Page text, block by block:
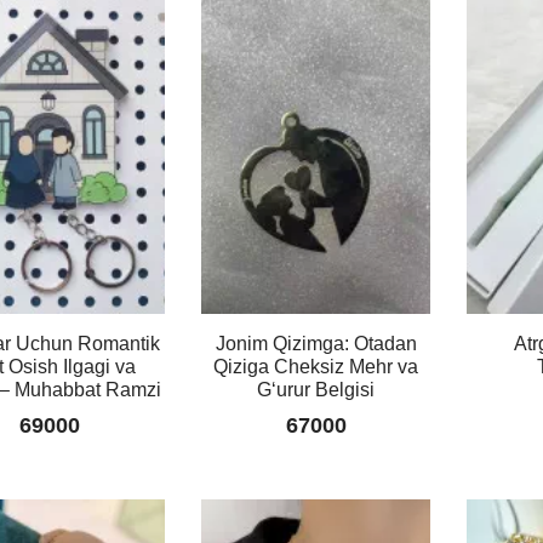
Marvaridli
89000
K10B
Holder
99000
Facial
Mask
–
terini
yangilaydi,
silliqlaydi
beradi!
69000
Uchun Romantik
Osish Ilgagi va
Muhabbat Ramzi
69000
Jonim Qizimga: Otadan
Qiziga Cheksiz Mehr va
Gʻurur Belgisi
67000